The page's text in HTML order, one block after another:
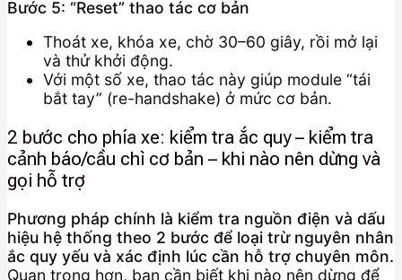
Bước 5: “Reset” thao tác cơ bản
Thoát xe, khóa xe, chờ 30–60 giây, rồi mở lại
và thử khởi động.
Với một số xe, thao tác này giúp module “tái
bắt tay” (re-handshake) ở mức cơ bản.
2 bước cho phía xe: kiểm tra ắc quy – kiểm tra
cảnh báo/cầu chì cơ bản – khi nào nên dừng và
gọi hỗ trợ
Phương pháp chính là kiểm tra nguồn điện và dấu
hiệu hệ thống theo 2 bước để loại trừ nguyên nhân
ắc quy yếu và xác định lúc cần hỗ trợ chuyên môn.
Quan trọng hơn, bạn cần biết khi nào nên dừng để